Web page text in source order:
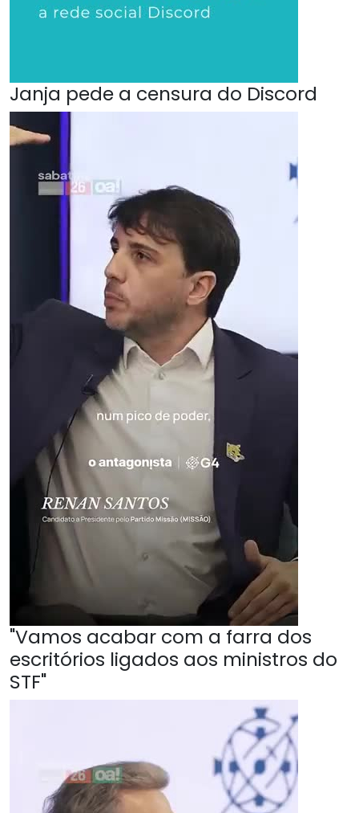
Janja pede a censura do Discord
"Vamos acabar com a farra dos
escritórios ligados aos ministros do
STF"